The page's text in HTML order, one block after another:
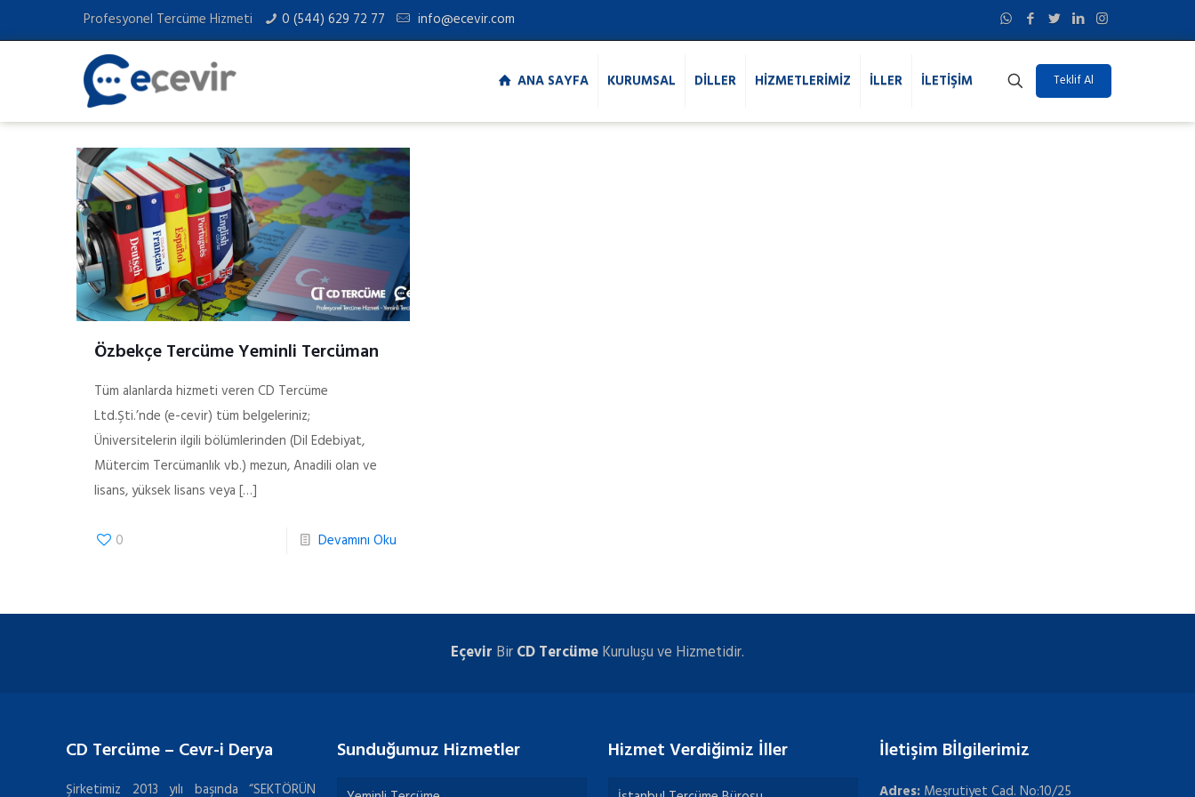
Profesyonel Tercüme Hizmeti 0 (544) 629 72 77 info@ecevir.com
ANA SAYFA KURUMSAL DİLLER HİZMETLERİMİZ İLLER İLETİŞİM Teklif Al
Özbekçe Tercüme Yeminli Tercüman
Tüm alanlarda hizmeti veren CD Tercüme
Ltd.Şti.’nde (e-cevir) tüm belgeleriniz;
Üniversitelerin ilgili bölümlerinden (Dil Edebiyat,
Mütercim Tercümanlık vb.) mezun, Anadili olan ve
lisans, yüksek lisans veya […]
0 Devamını Oku
Eçevir BirCD TercümeKuruluşu ve Hizmetidir.
CD Tercüme – Cevr-i Derya
Şirketimiz 2013 yılı başında “SEKTÖRÜN
Sunduğumuz Hizmetler Hizmet Verdiğimiz İller İletişim Bİlgilerimiz
Adres: Meşrutiyet Cad. No:10/25